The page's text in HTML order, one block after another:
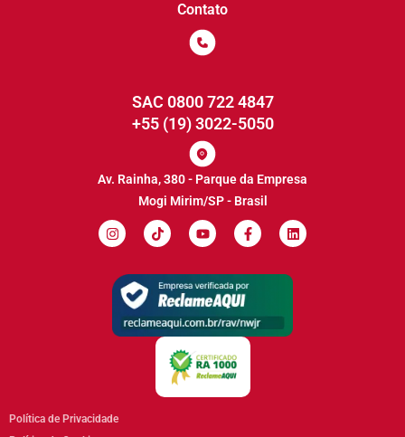
Contato
SAC 0800 722 4847
+55 (19) 3022-5050
Av. Rainha, 380 - Parque da Empresa
Mogi Mirim/SP - Brasil
Política de Privacidade